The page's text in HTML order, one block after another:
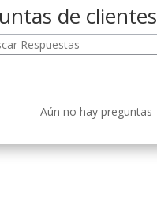
de clientes
Aún no hay preguntas